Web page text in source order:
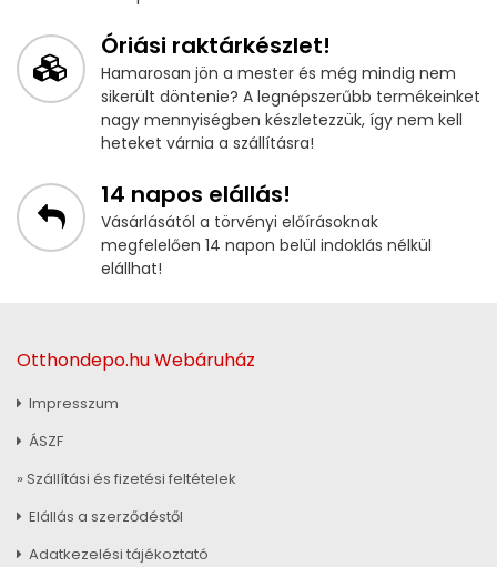
Óriási raktárkészlet!
Hamarosan jön a mester és még mindig nem
sikerült döntenie? A legnépszerűbb termékeinket
nagy mennyiségben készletezzük, így nem kell
heteket várnia a szállításra!
14 napos elállás!
Vásárlásától a törvényi előírásoknak
megfelelően 14 napon belül indoklás nélkül
elállhat!
Otthondepo.hu Webáruház
Impresszum
ÁSZF
» Szállítási és fizetési feltételek
Elállás a szerződéstől
Adatkezelési tájékoztató